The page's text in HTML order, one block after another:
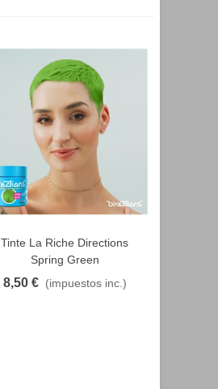
FAVORITO
Tinte La Riche Directions
Spring Green
8,50 € (impuestos inc.)